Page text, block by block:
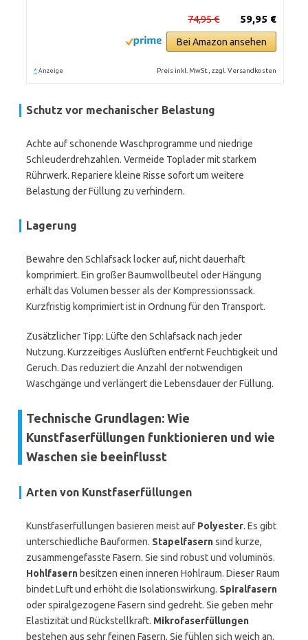
59,95 €
74,95 €
Bei Amazon ansehen
* Anzeige Preis inkl. MwSt., zzgl. Versandkosten
Schutz vor mechanischer Belastung
Achte auf schonende Waschprogramme und niedrige
Schleuderdrehzahlen. Vermeide Toplader mit starkem
Rührwerk. Repariere kleine Risse sofort um weitere
Belastung der Füllung zu verhindern.
Lagerung
Bewahre den Schlafsack locker auf, nicht dauerhaft
komprimiert. Ein großer Baumwollbeutel oder Hängung
erhält das Volumen besser als der Kompressionssack.
Kurzfristig komprimiert ist in Ordnung für den Transport.
Zusätzlicher Tipp: Lüfte den Schlafsack nach jeder
Nutzung. Kurzzeitiges Auslüften entfernt Feuchtigkeit und
Geruch. Das reduziert die Anzahl der notwendigen
Waschgänge und verlängert die Lebensdauer der Füllung.
Technische Grundlagen: Wie
Kunstfaserfüllungen funktionieren und wie
Waschen sie beeinflusst
Arten von Kunstfaserfüllungen
Kunstfaserfüllungen basieren meist auf Polyester. Es gibt
unterschiedliche Bauformen. Stapelfasernsind kurze,
zusammengefasste Fasern. Sie sind robust und voluminös.
Hohlfasern besitzen einen inneren Hohlraum. Dieser Raum
bindet Luft und erhöht die Isolationswirkung. Spiralfasern
oder spiralgezogene Fasern sind gedreht. Sie geben mehr
Elastizität und Rückstellkraft. Mikrofaserfüllungen
bestehen aus sehr feinen Fasern. Sie fühlen sich weich an.